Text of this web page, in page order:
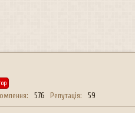
576 Репутація 59